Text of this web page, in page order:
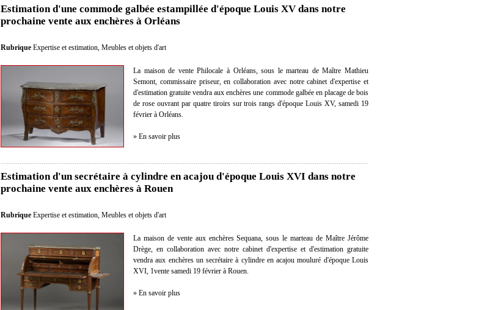
Estimation d'une commode galbée estampillée d'époque Louis XV dans notre
prochaine vente aux enchères à Orléans
Rubrique Expertise et estimation Meubles et objets d'art
La maison de vente Philocale à Orléans, sous le marteau de Maître Mathieu
Semont, commissaire priseur, en collaboration avec notre cabinet d'expertise et
d'estimation gratuite vendra aux enchères une commode galbée en placage de bois
de rose ouvrant par quatre tiroirs sur trois rangs d'époque Louis XV, samedi 19
février à Orléans.
» En savoir plus
Estimation d'un secrétaire à cylindre en acajou d'époque Louis XVI dans notre
prochaine vente aux enchères à Rouen
Rubrique Expertise et estimation Meubles et objets d'art
La maison de vente aux enchères Sequana, sous le marteau de Maître Jérôme
Drège, en collaboration avec notre cabinet d'expertise et d'estimation gratuite
vendra aux enchères un secrétaire à cylindre en acajou mouluré d'époque Louis
XVI, 1vente samedi 19 février à Rouen.
» En savoir plus